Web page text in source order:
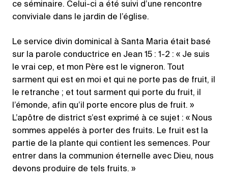
ce séminaire. Celui-ci a été suivi d’une rencontre
conviviale dans le jardin de l’église.
Le service divin dominical à Santa Maria était basé
sur la parole conductrice en Jean 15 : 1-2 : « Je suis
le vrai cep, et mon Père est le vigneron. Tout
sarment qui est en moi et qui ne porte pas de fruit, il
le retranche ; et tout sarment qui porte du fruit, il
l’émonde, afin qu’il porte encore plus de fruit. »
L’apôtre de district s’est exprimé à ce sujet : « Nous
sommes appelés à porter des fruits. Le fruit est la
partie de la plante qui contient les semences. Pour
entrer dans la communion éternelle avec Dieu, nous
devons produire de tels fruits. »